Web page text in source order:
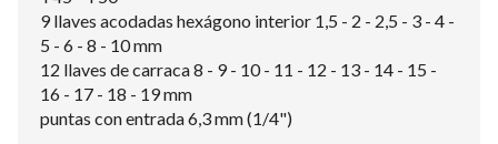
9 llaves acodadas hexágono interior 1,5 - 2 - 2,5 - 3 - 4 -
5 - 6 - 8 - 10 mm
12 llaves de carraca 8 - 9 - 10 - 11 - 12 - 13 - 14 - 15 -
16 - 17 - 18 - 19 mm
puntas con entrada 6,3 mm (1/4")